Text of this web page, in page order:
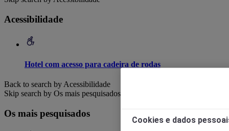
Acessibilidade
Hotel com acesso para cadeira de rodas
Back to search by Acessibilidade
Skip search by Os mais pesquisados
Os mais pesquisados
Cookies e dados